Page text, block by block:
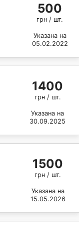
500
грн / шт.
Указана на
05.02.2022
1400
грн / шт.
Указана на
30.09.2025
1500
грн / шт.
Указана на
15.05.2026